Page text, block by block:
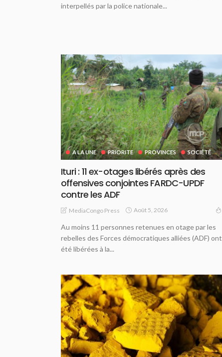
interpellés par la police nationale...
A LA UNE PRIORITE PROVINCES SOCIÉTÉ
Ituri : 11 ex-otages libérés après des
offensives conjointes FARDC-UPDF
contre les ADF
MediaCongo Press Août 5, 2026
Au moins 11 personnes retenues en otage par les
rebelles des Forces démocratiques alliées (ADF) ont
été libérées à la...